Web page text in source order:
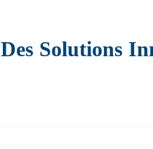
Des Solutions